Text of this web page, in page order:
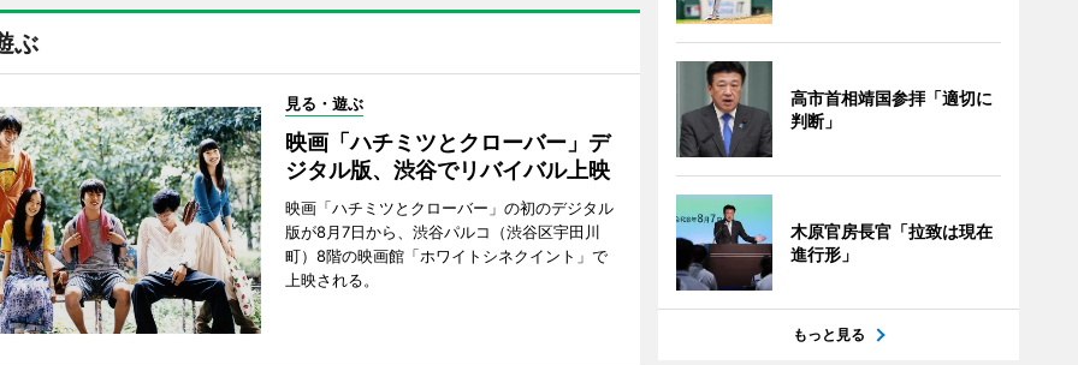
ぶ
見る・遊ぶ
映画「ハチミツとクローバー」デ
ジタル版、渋谷でリバイバル上映
映画「ハチミツとクローバー」の初のデジタル
版が8月7日から、渋谷パルコ（渋谷区宇田川
町）8階の映画館「ホワイトシネクイント」で
上映される。
高市首相靖国参拝「適切に
判断」
木原官房長官「拉致は現在
進行形」
もっと見る